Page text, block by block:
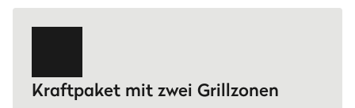
Kraftpaket mit zwei Grillzonen